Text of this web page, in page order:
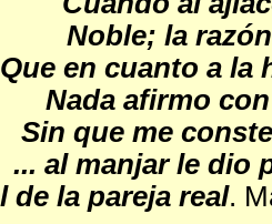
Noble; la
Que en cuanto a la
Nada afirmo
Sin que me
... al manjar le dio
de la pareja real.